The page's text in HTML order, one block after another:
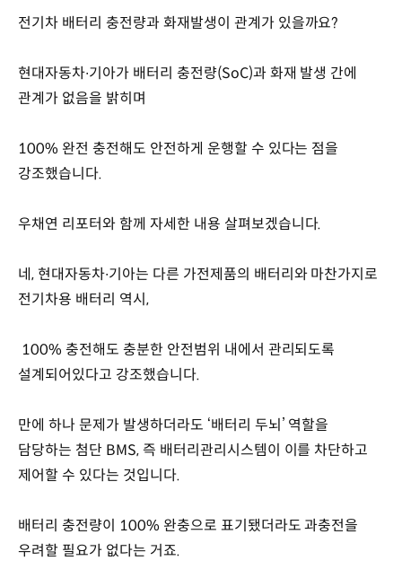
전기차 배터리 충전량과 화재발생이 관계가 있을까요?
현대자동차∙기아가 배터리 충전량(SoC)과 화재 발생 간에
관계가 없음을 밝히며
100% 완전 충전해도 안전하게 운행할 수 있다는 점을
강조했습니다.
우채연 리포터와 함께 자세한 내용 살펴보겠습니다.
네, 현대자동차∙기아는 다른 가전제품의 배터리와 마찬가지로
전기차용 배터리 역시,
100% 충전해도 충분한 안전범위 내에서 관리되도록
설계되어있다고 강조했습니다.
만에 하나 문제가 발생하더라도 ‘배터리 두뇌’ 역할을
담당하는 첨단 BMS, 즉 배터리관리시스템이 이를 차단하고
제어할 수 있다는 것입니다.
배터리 충전량이 100% 완충으로 표기됐더라도 과충전을
우려할 필요가 없다는 거죠.